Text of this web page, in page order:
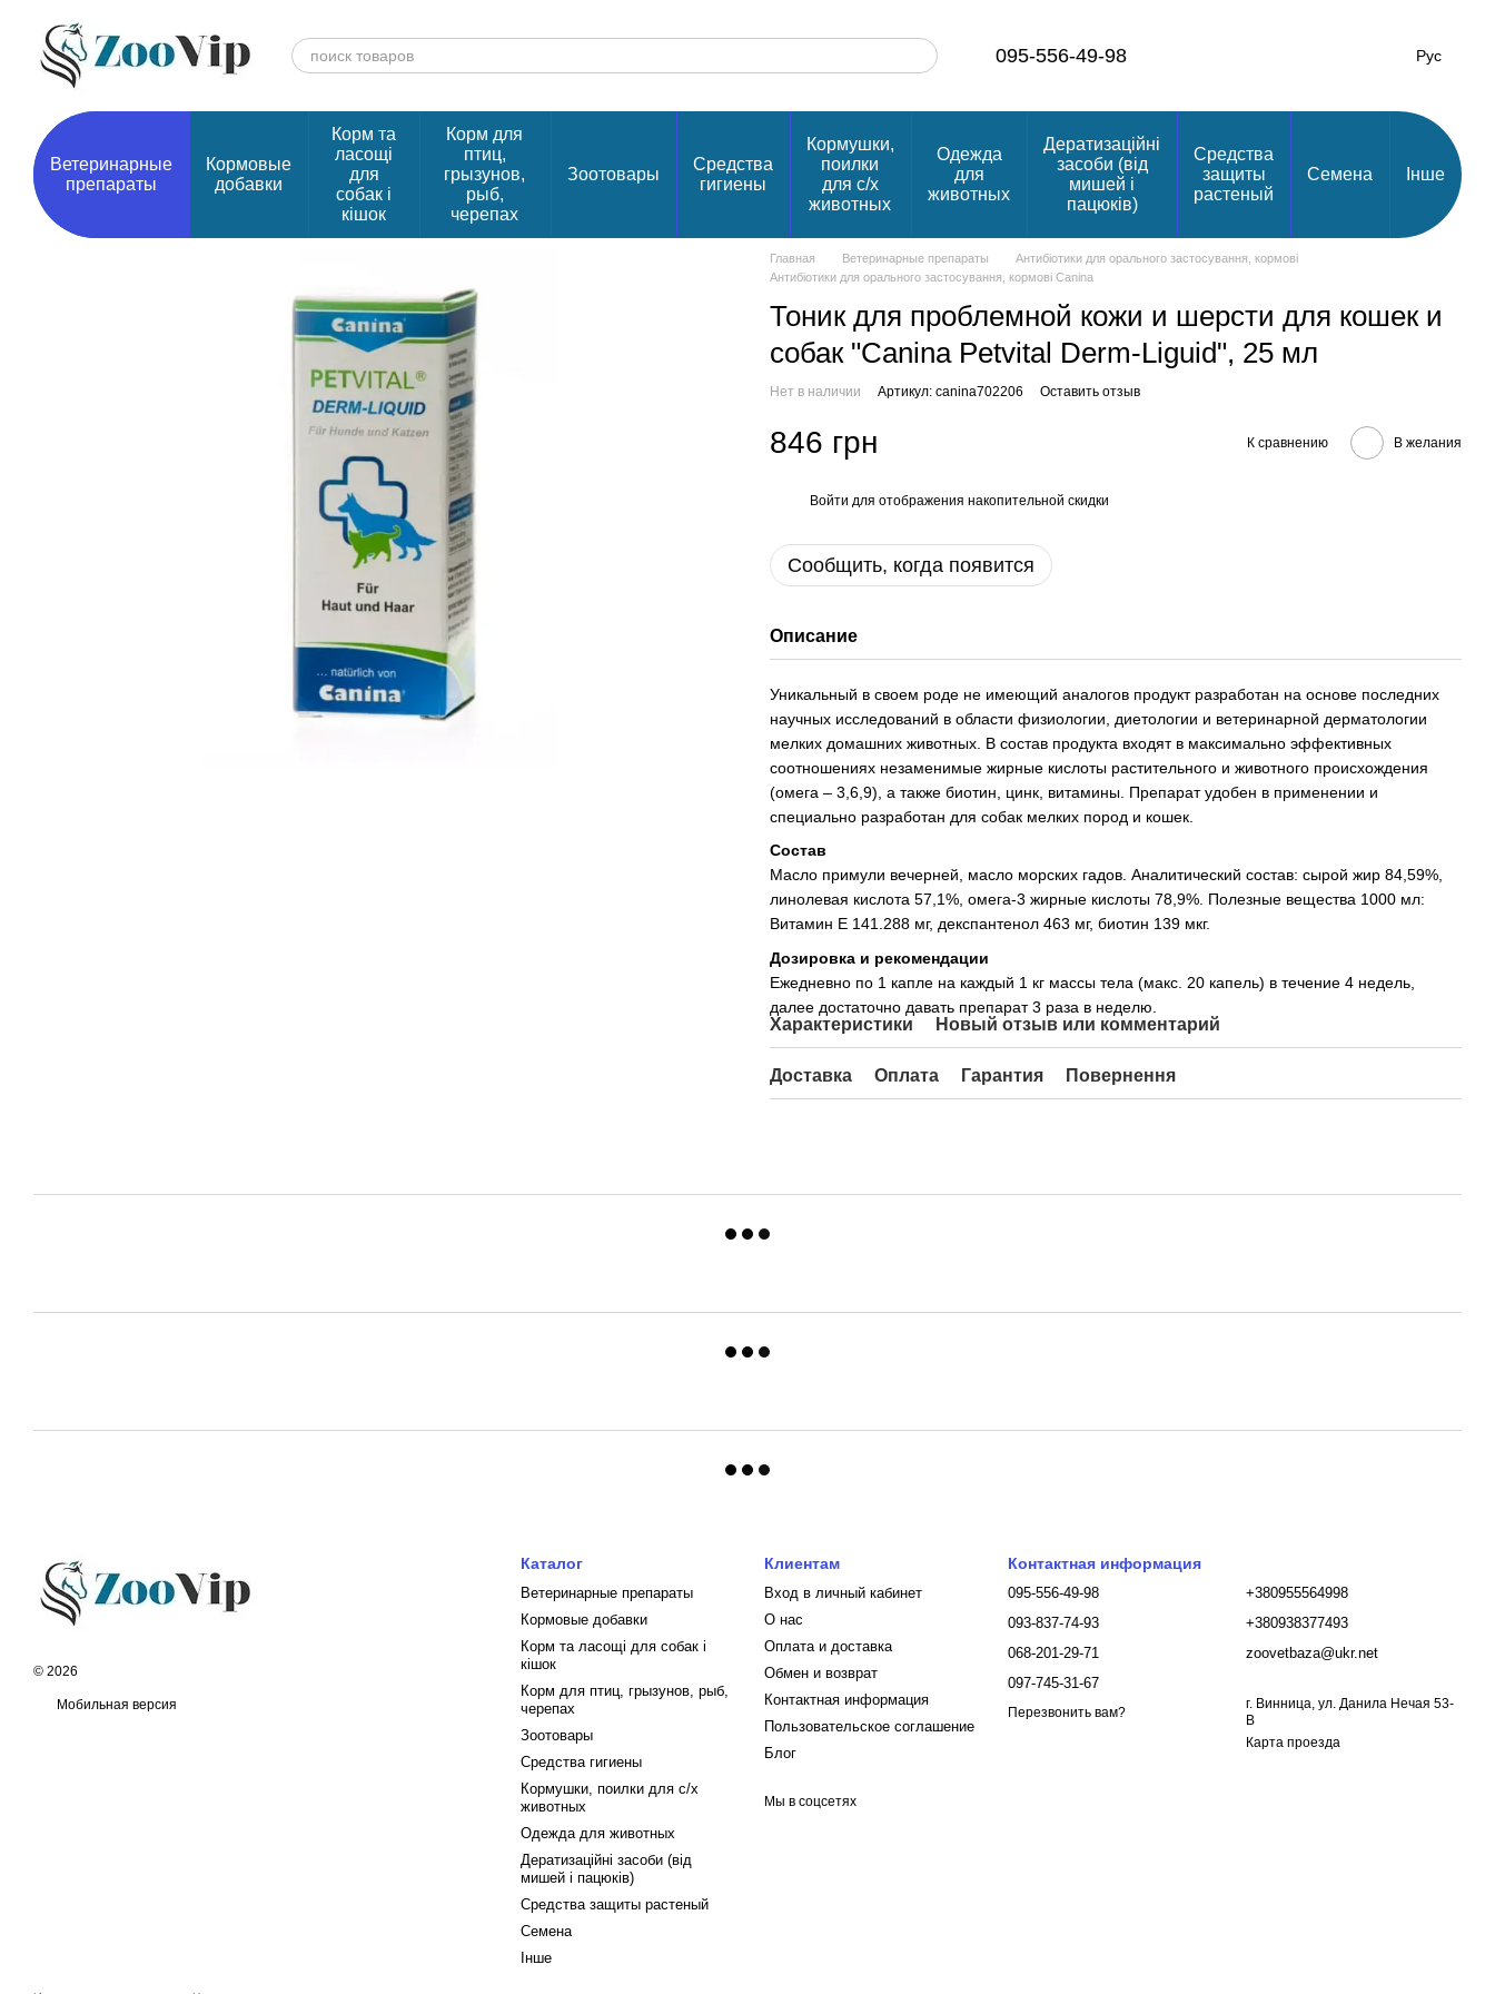
095-556-49-98 Рус
Ветеринарные
препараты
Кормовые
добавки
Корм та
ласощі
для
собак і
кішок
Корм для
птиц,
грызунов,
рыб,
черепах
Зоотовары
Средства
гигиены
Кормушки,
поилки
для с/х
животных
Одежда
для
животных
Дератизаційні
засоби (від
мишей і
пацюків)
Средства
защиты
растеный
Семена Інше
Главная Ветеринарные препараты
Антибіотики для орального застосування, кормові
Антибіотики для орального застосування, кормові Canina
Тоник для проблемной кожи и шерсти для кошек и
собак "Canina Petvital Derm-Liguid", 25 мл
Нет в наличии Артикул: canina702206 Оставить отзыв
846 грн К сравнению В желания
Войти для отображения накопительной скидки
Сообщить, когда появится
Описание
Уникальный в своем роде не имеющий аналогов продукт разработан на основе последних
научных исследований в области физиологии, диетологии и ветеринарной дерматологии
мелких домашних животных. В состав продукта входят в максимально эффективных
соотношениях незаменимые жирные кислоты растительного и животного происхождения
(омега – 3,6,9), а также биотин, цинк, витамины. Препарат удобен в применении и
специально разработан для собак мелких пород и кошек.
Состав
Масло примули вечерней, масло морских гадов. Аналитический состав: сырой жир 84,59%,
линолевая кислота 57,1%, омега-3 жирные кислоты 78,9%. Полезные вещества 1000 мл:
Витамин Е 141.288 мг, декспантенол 463 мг, биотин 139 мкг.
Дозировка и рекомендации
Ежедневно по 1 капле на каждый 1 кг массы тела (макс. 20 капель) в течение 4 недель,
далее достаточно давать препарат 3 раза в неделю.
Характеристики Новый отзыв или комментарий
Доставка Оплата Гарантия Повернення
© 2026
Мобильная версия
Каталог
Ветеринарные препараты
Кормовые добавки
Корм та ласощі для собак і
кішок
Корм для птиц, грызунов, рыб,
черепах
Зоотовары
Средства гигиены
Кормушки, поилки для с/х
животных
Одежда для животных
Дератизаційні засоби (від
мишей і пацюків)
Средства защиты растеный
Семена
Інше
Клиентам
Вход в личный кабинет
О нас
Оплата и доставка
Обмен и возврат
Контактная информация
Пользовательское соглашение
Блог
Мы в соцсетях
Контактная информация
095-556-49-98
093-837-74-93
068-201-29-71
097-745-31-67
Перезвонить вам?
+380955564998
+380938377493
zoovetbaza@ukr.net
г. Винница, ул. Данила Нечая 53-
В
Карта проезда